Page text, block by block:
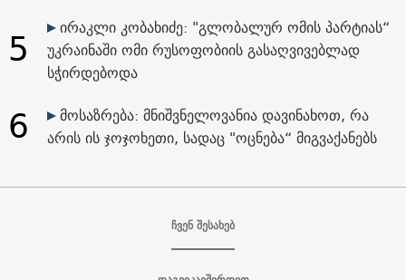
5
ირაკლი კობახიძე: "გლობალურ ომის პარტიას“
უკრაინაში ომი რუსოფობიის გასაღვივებლად
სჭირდებოდა
6
მოსაზრება: მნიშვნელოვანია დავინახოთ, რა
არის ის ჯოჯოხეთი, სადაც "ოცნება“ მიგვაქანებს
ჩვენ შესახებ